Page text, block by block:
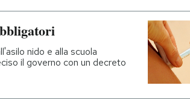
nido e alla scuola
il governo con un decreto